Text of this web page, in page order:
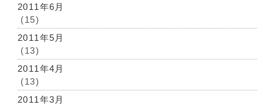
2011年6月
(15)
2011年5月
(13)
2011年4月
(13)
2011年3月